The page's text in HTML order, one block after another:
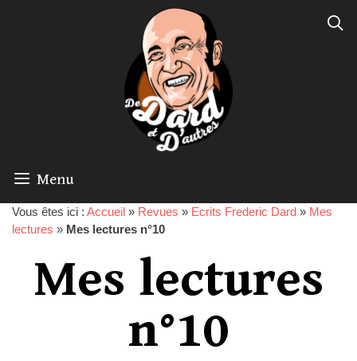
Menu
Vous êtes ici : Accueil » Revues » Ecrits Frederic Dard » Mes
lectures » Mes lectures n°10
Mes lectures
n°10